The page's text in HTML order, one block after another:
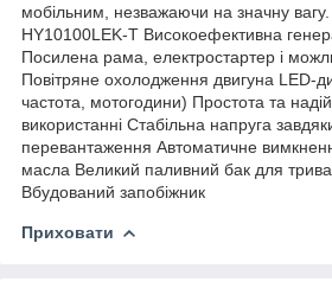
мобільним, незважаючи на значну
HY10100LEK‑T Високоефективна
Посилена рама, електростартер і
Повітряне охолодження двигуна LED-
частота, мотогодини) Простота та
використанні Стабільна напруга
перевантаження Автоматичне
масла Великий паливний бак для
Вбудований запобіжник
Приховати